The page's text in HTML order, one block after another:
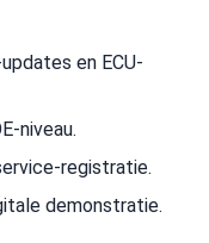
en ECU-
niveau.
registratie.
demonstratie.